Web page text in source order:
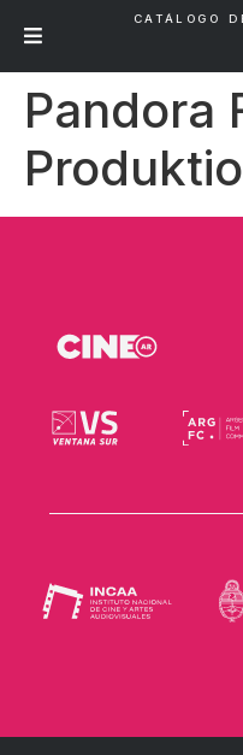
CATÁLOGO
Pandora